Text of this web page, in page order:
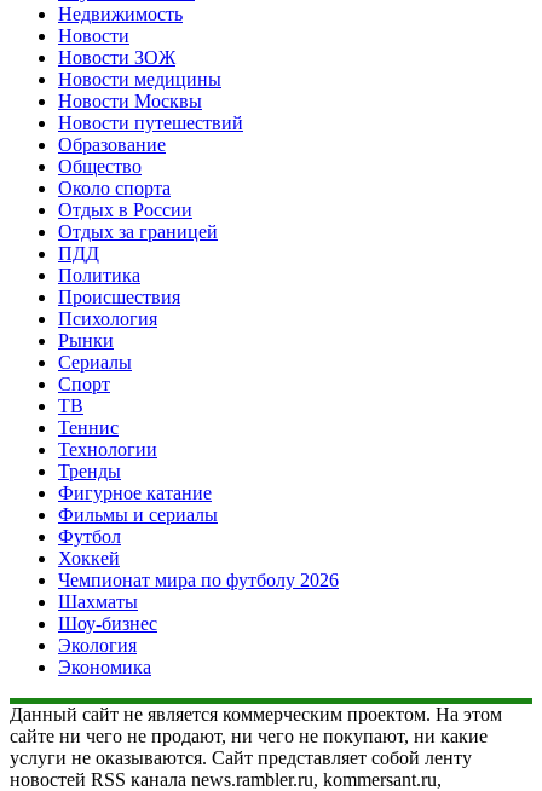
Недвижимость
Новости
Новости ЗОЖ
Новости медицины
Новости Москвы
Новости путешествий
Образование
Общество
Около спорта
Отдых в России
Отдых за границей
ПДД
Политика
Происшествия
Психология
Рынки
Сериалы
Спорт
ТВ
Теннис
Технологии
Тренды
Фигурное катание
Фильмы и сериалы
Футбол
Хоккей
Чемпионат мира по футболу 2026
Шахматы
Шоу-бизнес
Экология
Экономика
Данный сайт не является коммерческим проектом. На этом
сайте ни чего не продают, ни чего не покупают, ни какие
услуги не оказываются. Сайт представляет собой ленту
новостей RSS канала news.rambler.ru, kommersant.ru,